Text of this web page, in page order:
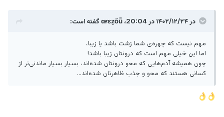
در ۱۴۰۲/۱۲/۲۴ در 20:04، ɑɍɛẕőǚگفته است:
مهم نیست که چهره‌ی شما زشت باشد یا زیبا،
اما این خیلی مهم است که درونتان زیبا باشد!
چون همیشه آدم‌هایی که محو درونتان شده‌اند، بسیار بسیار ماندنی‌تر از
کسانی هستند که محو و جذب ظاهرتان شده‌اند...